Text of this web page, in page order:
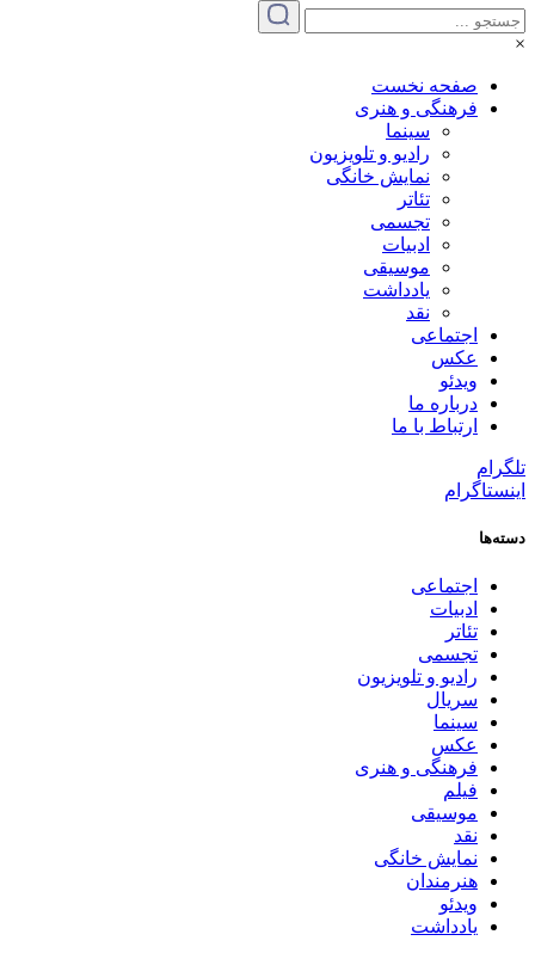
×
صفحه نخست
فرهنگی و هنری
سینما
رادیو و تلویزیون
نمایش خانگی
تئاتر
تجسمی
ادبیات
موسیقی
یادداشت
نقد
اجتماعی
عکس
ویدئو
درباره ما
ارتباط با ما
تلگرام
اینستاگرام
دسته‌ها
اجتماعی
ادبیات
تئاتر
تجسمی
رادیو و تلویزیون
سریال
سینما
عکس
فرهنگی و هنری
فیلم
موسیقی
نقد
نمایش خانگی
هنرمندان
ویدئو
یادداشت